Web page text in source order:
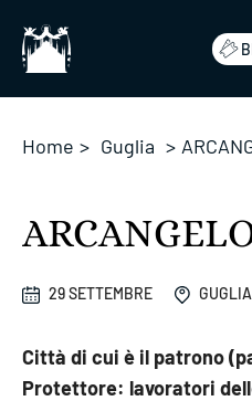
Home > Guglia >
29 SETTEMBRE
Città di cui è il patrono
Protettore: lavoratori